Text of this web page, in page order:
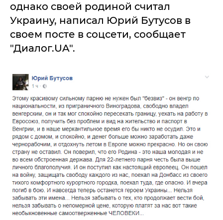
однако своей родиной считал
Украину, написал Юрий Бутусов в
своем посте в соцсети, сообщает
"Диалог.UA".